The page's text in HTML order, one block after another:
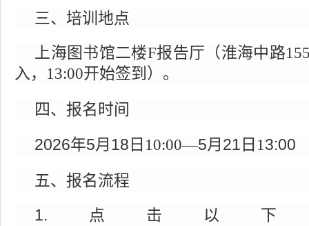
三、培训地点
上海图书馆二楼F报告厅（淮海中路
入，13:00开始签到）。
四、报名时间
2026年5月 18 日 10:00—5月 21 日 1 3:00
五、报名流程
1.点击以下